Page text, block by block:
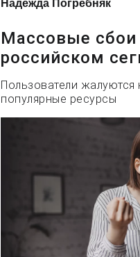
Надежда Погребняк
Массовые
российском
Пользователи
популярные ресурсы